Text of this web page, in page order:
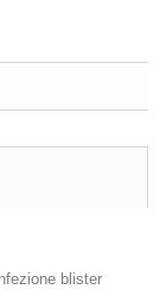
blister